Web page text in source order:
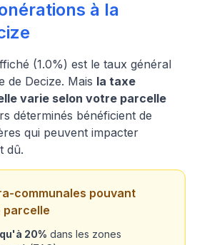
à la
(1.0%) est le taux général
de Decize. Mais la taxe
varie selon votre parcelle
déterminés bénéficient de
qui peuvent impacter
dû.
communales pouvant
parcelle
20% dans les zones